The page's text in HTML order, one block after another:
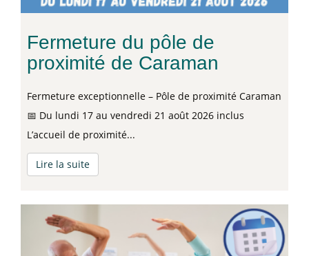
Fermeture du pôle de
proximité de Caraman
Fermeture exceptionnelle – Pôle de proximité Caraman
📅 Du lundi 17 au vendredi 21 août 2026 inclus
L’accueil de proximité...
Lire la suite